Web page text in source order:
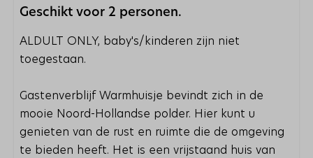
Geschikt voor 2 personen.
ALDULT ONLY, baby's/kinderen zijn niet
toegestaan.
Gastenverblijf Warmhuisje bevindt zich in de
mooie Noord-Hollandse polder. Hier kunt u
genieten van de rust en ruimte die de omgeving
te bieden heeft. Het is een vrijstaand huis van